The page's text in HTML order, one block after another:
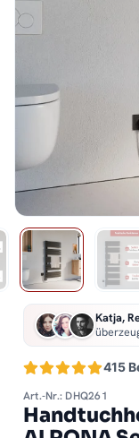
415
Katja,
Art.-Nr.: DHQ261